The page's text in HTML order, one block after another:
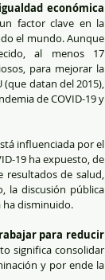
económica
factor clave en la
el mundo. Aunque
al menos 17
para mejorar la
(que datan del 2015),
de COVID-19 y
influenciada por el
19 ha expuesto, de
resultados de salud,
la discusión pública
ha disminuido.
para reducir
significa consolidar
y por ende la